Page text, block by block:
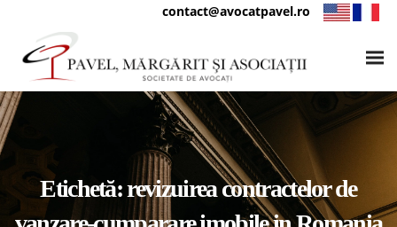
contact@avocatpavel.ro
Etichetă:revizuirea contractelor de